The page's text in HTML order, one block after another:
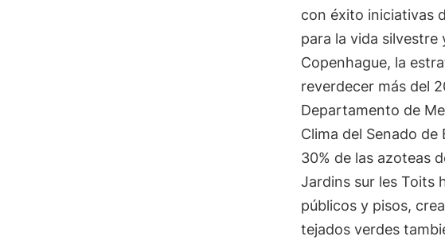
con éxito iniciativas
para la vida silvestre
Copenhague, la
reverdecer más del
Departamento de
Clima del Senado
30% de las azoteas
Jardins sur les Toits
públicos y pisos,
tejados verdes